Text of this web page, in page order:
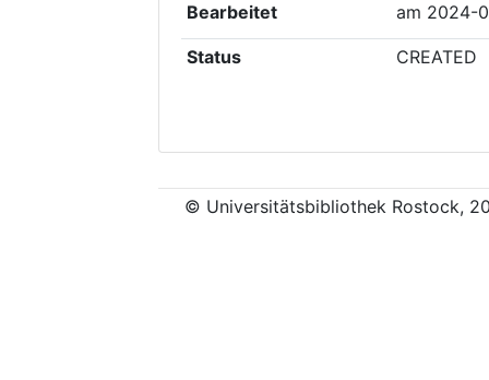
Bearbeitet am 2024-
Status CREATED
© Universitätsbibliothek Rostock,